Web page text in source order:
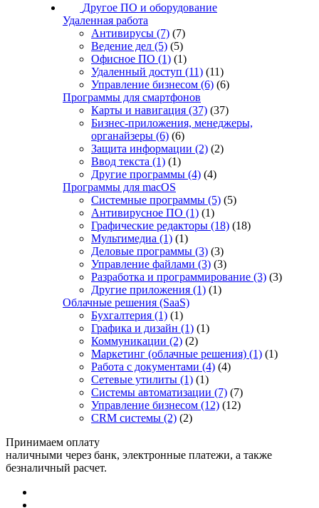
Другое ПО и оборудование
Удаленная работа
Антивирусы (7) (7)
Ведение дел (5) (5)
Офисное ПО (1) (1)
Удаленный доступ (11) (11)
Управление бизнесом (6) (6)
Программы для смартфонов
Карты и навигация (37) (37)
Бизнес-приложения, менеджеры,
органайзеры (6) (6)
Защита информации (2) (2)
Ввод текста (1) (1)
Другие программы (4) (4)
Программы для macOS
Системные программы (5) (5)
Антивирусное ПО (1) (1)
Графические редакторы (18) (18)
Мультимедиа (1) (1)
Деловые программы (3) (3)
Управление файлами (3) (3)
Разработка и программирование (3) (3)
Другие приложения (1) (1)
Облачные решения (SaaS)
Бухгалтерия (1) (1)
Графика и дизайн (1) (1)
Коммуникации (2) (2)
Маркетинг (облачные решения) (1) (1)
Работа с документами (4) (4)
Сетевые утилиты (1) (1)
Системы автоматизации (7) (7)
Управление бизнесом (12) (12)
CRM системы (2) (2)
Принимаем оплату
наличными через банк, электронные платежи, а также
безналичный расчет.